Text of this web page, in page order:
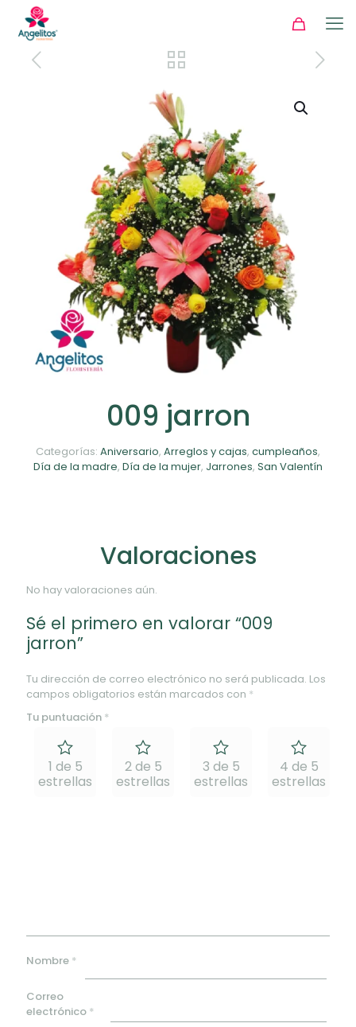
009 jarron
Categorías: Aniversario, Arreglos y cajas, cumpleaños,
Día de la madre, Día de la mujer, Jarrones, San Valentín
Valoraciones
No hay valoraciones aún.
Sé el primero en valorar “009
jarron”
Tu dirección de correo electrónico no será publicada. Los
campos obligatorios están marcados con *
Tu puntuación *
1 de 5
estrellas
2 de 5
estrellas
3 de 5
estrellas
4 de 5
estrellas
Nombre *
Correo
electrónico *